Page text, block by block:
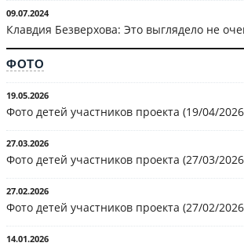
09.07.2024
Клавдия Безверхова: Это выглядело не
ФОТО
19.05.2026
Фото детей участников проекта (19/04/
27.03.2026
Фото детей участников проекта (27/03/
27.02.2026
Фото детей участников проекта (27/02/
14.01.2026